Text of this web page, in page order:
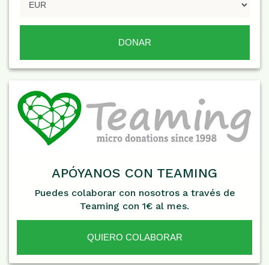
APÓYANOS CON TEAMING
Puedes colaborar con nosotros a través de
Teaming con 1€ al mes.
QUIERO COLABORAR